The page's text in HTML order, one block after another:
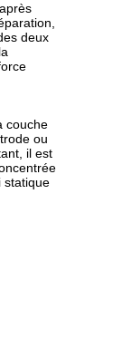
deux
couche
ou
il est
statique